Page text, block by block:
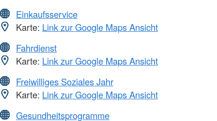
Einkaufsservice
Karte: Link zur Google Maps Ansicht
Fahrdienst
Karte: Link zur Google Maps Ansicht
Freiwilliges Soziales Jahr
Karte: Link zur Google Maps Ansicht
Gesundheitsprogramme